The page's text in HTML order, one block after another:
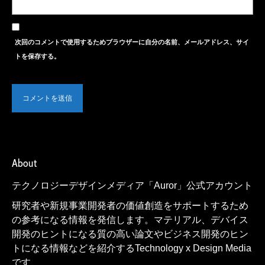
次回のコメントで使用するためブラウザーに自分の名前、メールアドレス、サイ
トを保存する。
About
テクノロジーデザインメディア「Auror」公式アカウント
研究者や新規事業開発者の価値創造をサポートするため
の参考になる情報を発信します。マテリアル、デバイス
開発のヒントになる質の高い論文やビジネス開発のヒン
トになる情報などを紹介するTechnology x Design Media
です